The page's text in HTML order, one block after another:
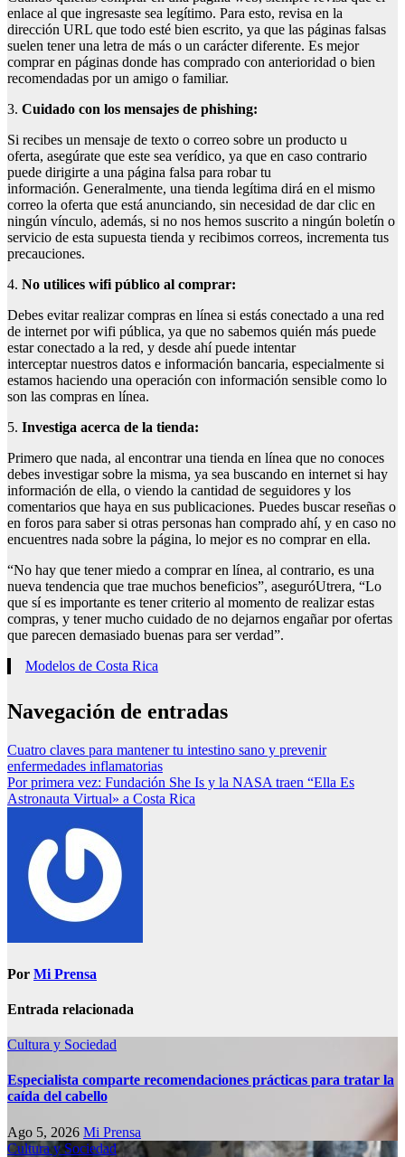
enlace al que ingresaste sea legítimo. Para esto, revisa en la
dirección URL que todo esté bien escrito, ya que las páginas falsas
suelen tener una letra de más o un carácter diferente. Es mejor
comprar en páginas donde has comprado con anterioridad o bien
recomendadas por un amigo o familiar.
3. Cuidado con los mensajes de phishing:
Si recibes un mensaje de texto o correo sobre un producto u
oferta, asegúrate que este sea verídico, ya que en caso contrario
puede dirigirte a una página falsa para robar tu
información. Generalmente, una tienda legítima dirá en el mismo
correo la oferta que está anunciando, sin necesidad de dar clic en
ningún vínculo, además, si no nos hemos suscrito a ningún boletín o
servicio de esta supuesta tienda y recibimos correos, incrementa tus
precauciones.
4. No utilices wifipúblico al comprar:
Debes evitar realizar compras en línea si estás conectado a una red
de internet por wifi pública, ya que no sabemos quién más puede
estar conectado a la red, y desde ahí puede intentar
interceptar nuestros datos e información bancaria, especialmente si
estamos haciendo una operación con información sensible como lo
son las compras en línea.
5. Investiga acerca de la tienda:
Primero que nada, al encontrar una tienda en línea que no conoces
debes investigar sobre la misma, ya sea buscando en internet si hay
información de ella, o viendo la cantidad de seguidores y los
comentarios que haya en sus publicaciones. Puedes buscar reseñas o
en foros para saber si otras personas han comprado ahí, y en caso no
encuentres nada sobre la página, lo mejor es no comprar en ella.
“No hay que tener miedo a comprar en línea, al contrario, es una
nueva tendencia que trae muchos beneficios”, aseguróUtrera, “Lo
que sí es importante es tener criterio al momento de realizar estas
compras, y tener mucho cuidado de no dejarnos engañar por ofertas
que parecen demasiado buenas para ser verdad”.
Modelos de Costa Rica
Navegación de entradas
Cuatro claves para mantener tu intestino sano y prevenir
enfermedades inflamatorias
Por primera vez: Fundación She Is y la NASA traen “Ella Es
Astronauta Virtual» a Costa Rica
Por Mi Prensa
Entrada relacionada
Cultura y Sociedad
Especialista comparte recomendaciones prácticas para tratar la
caída del cabello
Ago 5, 2026 Mi Prensa
Cultura y Sociedad